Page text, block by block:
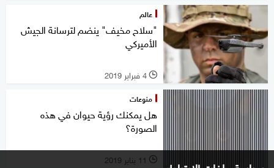
عالم
"سلاح مخيف" ينضم لترسانة الجيش
الأميركي
l 4 فبراير 2019
منوعات
هل يمكنك رؤية حيوان في هذه
الصورة؟
l 11 يناير 2019